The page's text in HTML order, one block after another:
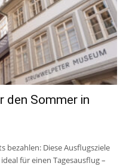
den Sommer in
bezahlen: Diese Ausflugsziele
für einen Tagesausflug –